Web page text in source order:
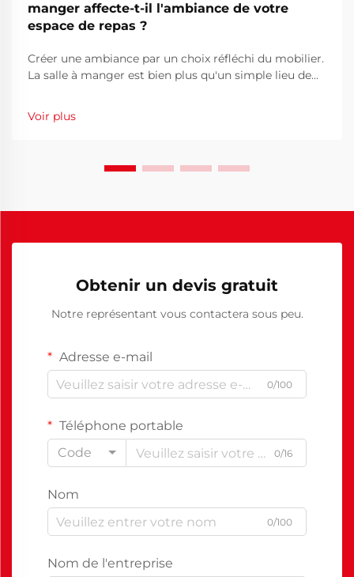
manger affecte-t-il l'ambiance de votre
espace de repas ?
Créer une ambiance par un choix réfléchi du mobilier.
La salle à manger est bien plus qu'un simple lieu de
souvenirs durables, où les échanges s'écoulent
librement et où les liens se renforcent autour de plats
Voir plus
Obtenir un devis gratuit
Notre représentant vous contactera sous peu.
Adresse e-mail
0/100
Téléphone portable
Code
0/16
Nom
0/100
Nom de l'entreprise